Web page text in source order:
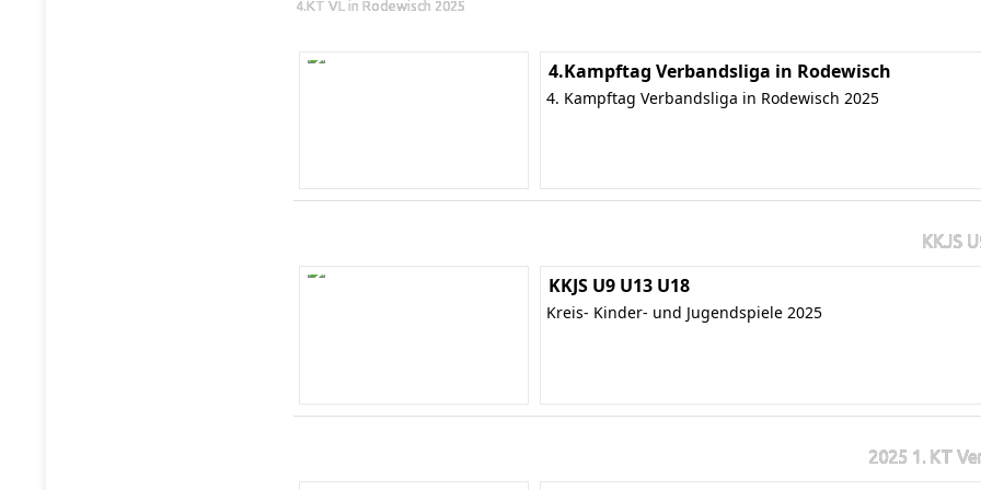
4.KT VL in Rodewisch 2025
4.Kampftag Verbandsliga in Rodewisch
4. Kampftag Verbandsliga in Rodewisch 2025
KKJS
KKJS U9 U13 U18
Kreis- Kinder- und Jugendspiele 2025
2025 1. KT